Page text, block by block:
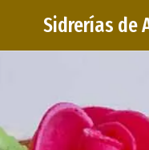
Sidrerías de